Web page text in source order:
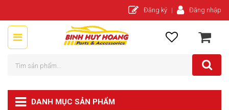
Đăng ký Đăng nhập
DANH MỤC SẢN PHẨM